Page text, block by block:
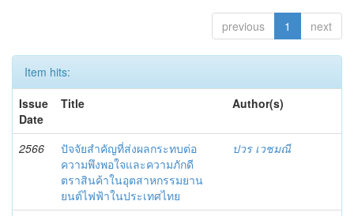
previous 1 next
Item hits:
Issue
Date
Title Author(s)
2566
ปัจจัยสำคัญที่ส่งผลกระทบต่อ
ความพึงพอใจและความภักดี
ตราสินค้าในอุตสาหกรรมยาน
ยนต์ไฟฟ้าในประเทศไทย
ปวร เวชมณี